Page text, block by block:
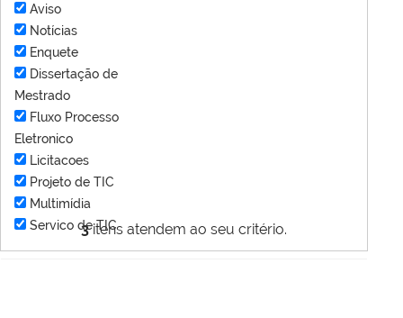
3itens atendem ao seu critério.
Aviso
Notícias
Enquete
Dissertação de
Mestrado
Fluxo Processo
Eletronico
Licitacoes
Projeto de TIC
Multimídia
Servico de TIC